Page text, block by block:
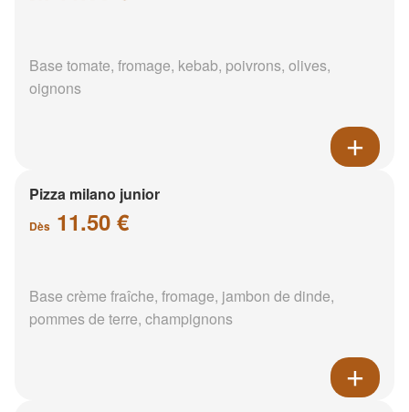
Base tomate, fromage, kebab, poivrons, olives,
oignons
Pizza milano junior
Dès 11.50 €
Base crème fraîche, fromage, jambon de dinde,
pommes de terre, champignons